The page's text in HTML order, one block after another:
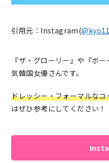
引用元：Instagram(
『ザ・グローリー』や『ボ
気韓国女優さんです。
ドレッシー・フォーマルなコ
はぜひ参考にしてください！